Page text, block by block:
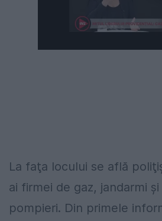
La faţa locului se află
ai firmei de gaz, jandarmi
pompieri. Din primele